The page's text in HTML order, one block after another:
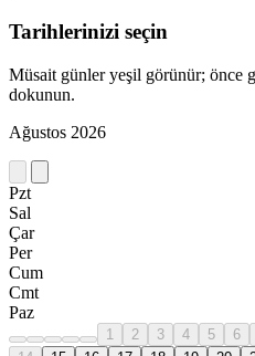
Tarihlerinizi seçin
Müsait günler yeşil görünür; önce
dokunun.
Ağustos 2026
Pzt
Sal
Çar
Per
Cum
Cmt
Paz
1 2 3 4 5 6